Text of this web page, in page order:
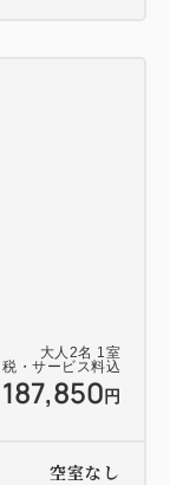
大人 2名 1 室
税・サービス料込
187,850 円
空室なし